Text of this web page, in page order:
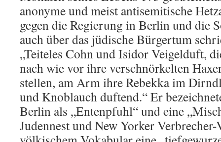
anonyme und meist antisemitische
gegen die Regierung in Berlin und die
auch über das jüdische Bürgertum
„Teiteles Cohn und Isidor Veigelduft,
nach wie vor ihre verschnörkelten
stellen, am Arm ihre Rebekka im
und Knoblauch duftend.“ Er
Berlin als „Entenpfuhl“ und eine
Judennest und New Yorker